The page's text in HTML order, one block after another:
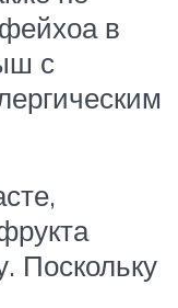
в
с
Поскольку